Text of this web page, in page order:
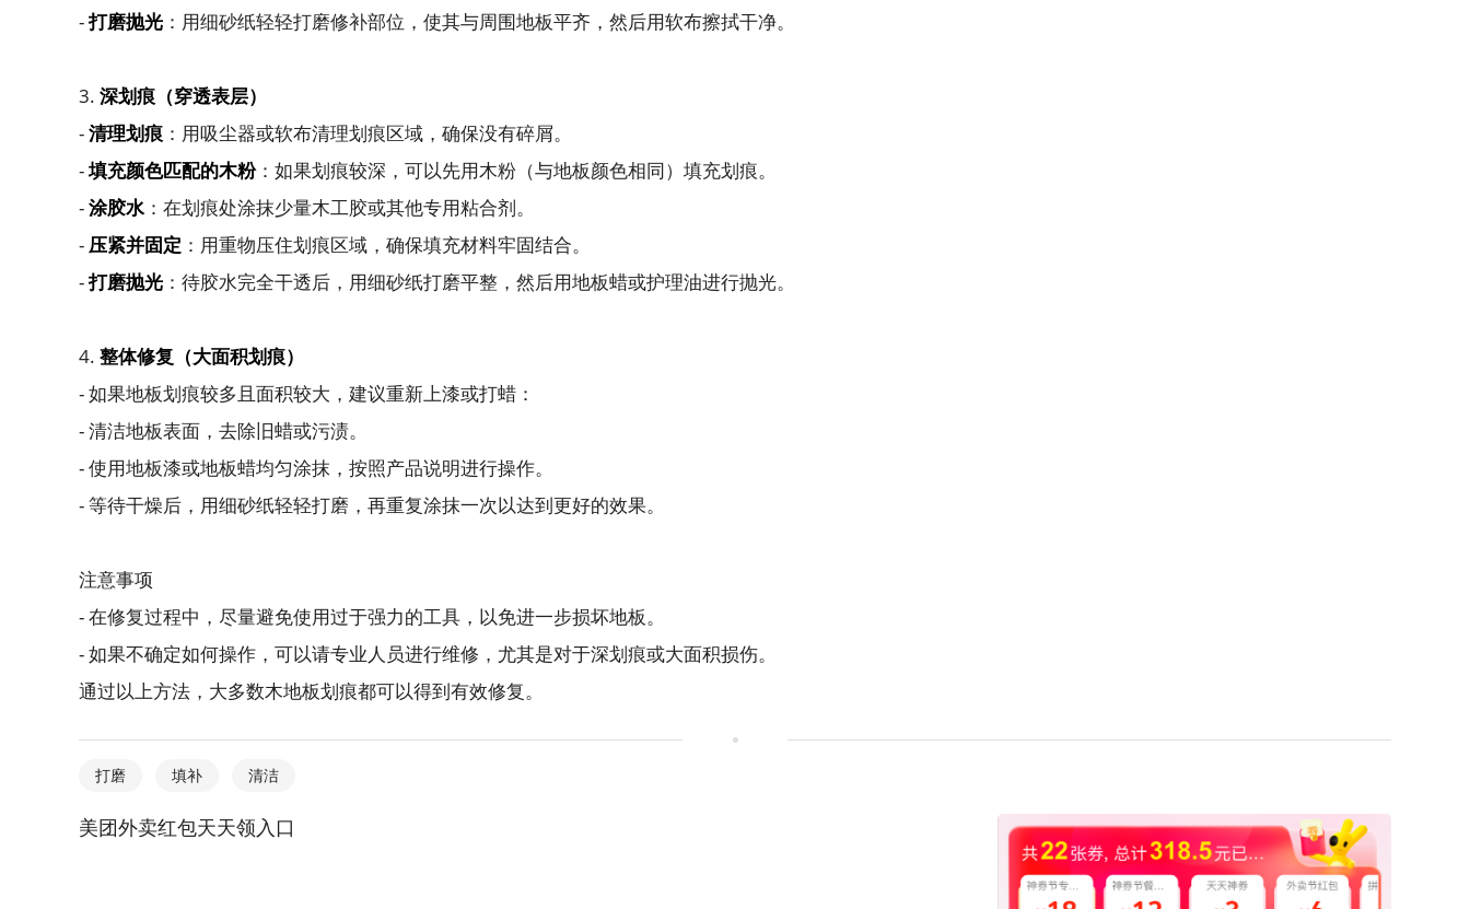
-打磨抛光 ：用细砂纸轻轻打磨修补部位，使其与周围地板平齐，然后用软布擦拭干净。
3. 深划痕（穿透表层）
-清理划痕 ：用吸尘器或软布清理划痕区域，确保没有碎屑。
-填充颜色匹配的木粉：如果划痕较深，可以先用木粉（与地板颜色相同）填充划痕。
-涂胶水：在划痕处涂抹少量木工胶或其他专用粘合剂。
- 压紧并固定 ：用重物压住划痕区域，确保填充材料牢固结合。
-打磨抛光 ：待胶水完全干透后，用细砂纸打磨平整，然后用地板蜡或护理油进行抛光。
4. 整体修复（大面积划痕）
- 如果地板划痕较多且面积较大，建议重新上漆或打蜡：
- 清洁地板表面，去除旧蜡或污渍。
- 使用地板漆或地板蜡均匀涂抹，按照产品说明进行操作。
- 等待干燥后，用细砂纸轻轻打磨，再重复涂抹一次以达到更好的效果。
注意事项
- 在修复过程中，尽量避免使用过于强力的工具，以免进一步损坏地板。
- 如果不确定如何操作，可以请专业人员进行维修，尤其是对于深划痕或大面积损伤。
通过以上方法，大多数木地板划痕都可以得到有效修复。
打磨 填补 清洁
美团外卖红包天天领入口